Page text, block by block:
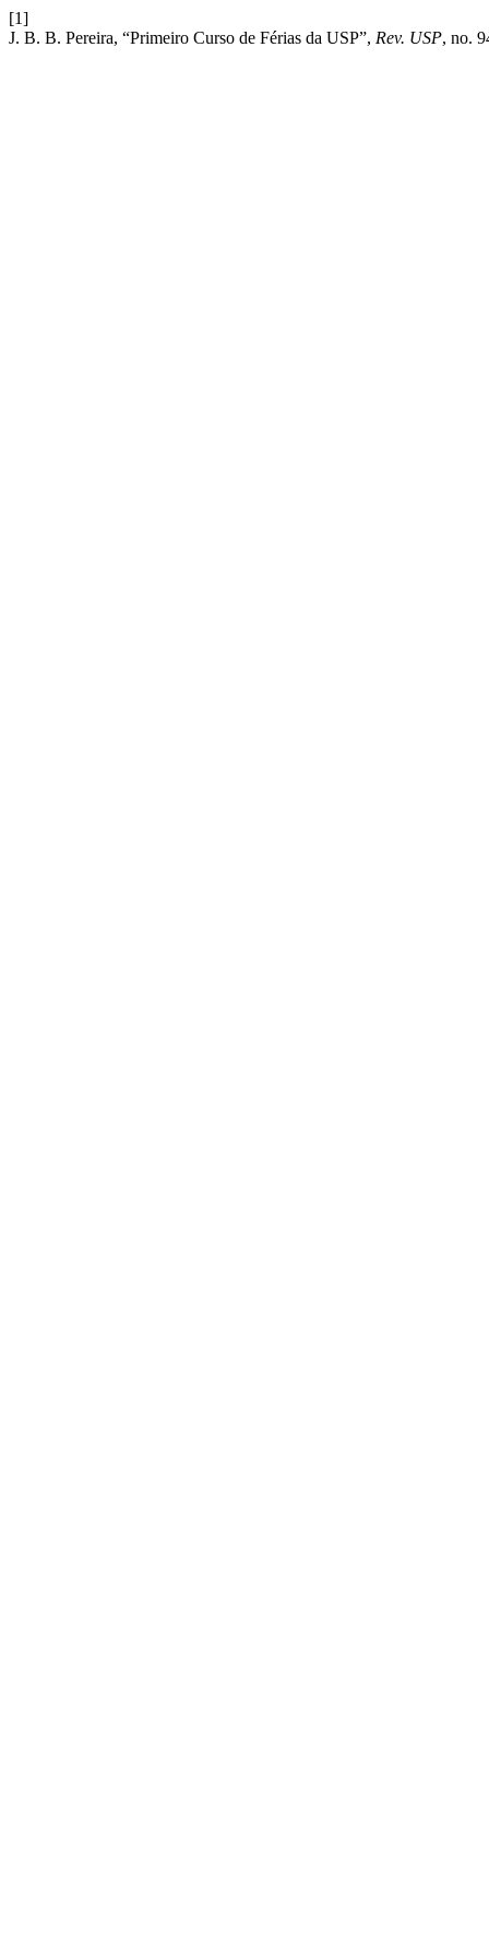
[1]
J. B. B. Pereira, “Primeiro Curso de Férias da USP”, Rev. USP, no.